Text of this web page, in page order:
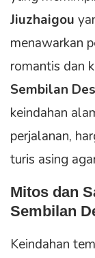
Jiuzhaigou
menawarkan
romantis dan
Sembilan
keindahan
perjalanan,
turis asing
Mitos dan
Sembilan
Keindahan